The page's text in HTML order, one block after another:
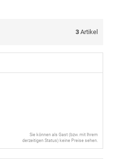
3 Artikel
Sie können als Gast (bzw. mit Ihrem
derzeitigen Status) keine Preise sehen.